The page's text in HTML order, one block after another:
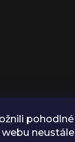
pohodlné
neustále